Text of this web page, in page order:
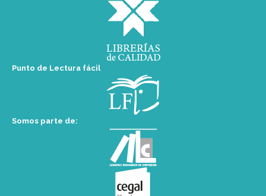
Punto de Lectura fácil
Somos parte de: